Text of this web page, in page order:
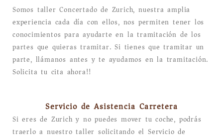
Somos taller Concertado de Zurich, nuestra amplia
experiencia cada día con ellos, nos permiten tener los
conocimientos para ayudarte en la tramitación de los
partes que quieras tramitar. Si tienes que tramitar un
parte, llámanos antes y te ayudamos en la tramitación.
Solicita tu cita ahora!!
Servicio de Asistencia Carretera
Si eres de Zurich y no puedes mover tu coche, podrás
traerlo a nuestro taller solicitando el Servicio de